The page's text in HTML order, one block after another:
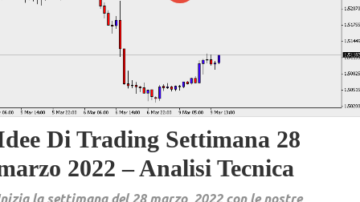
Di Trading Settimana 28
2022 – Analisi Tecnica
la settimana del 28 marzo 2022 con le nostre